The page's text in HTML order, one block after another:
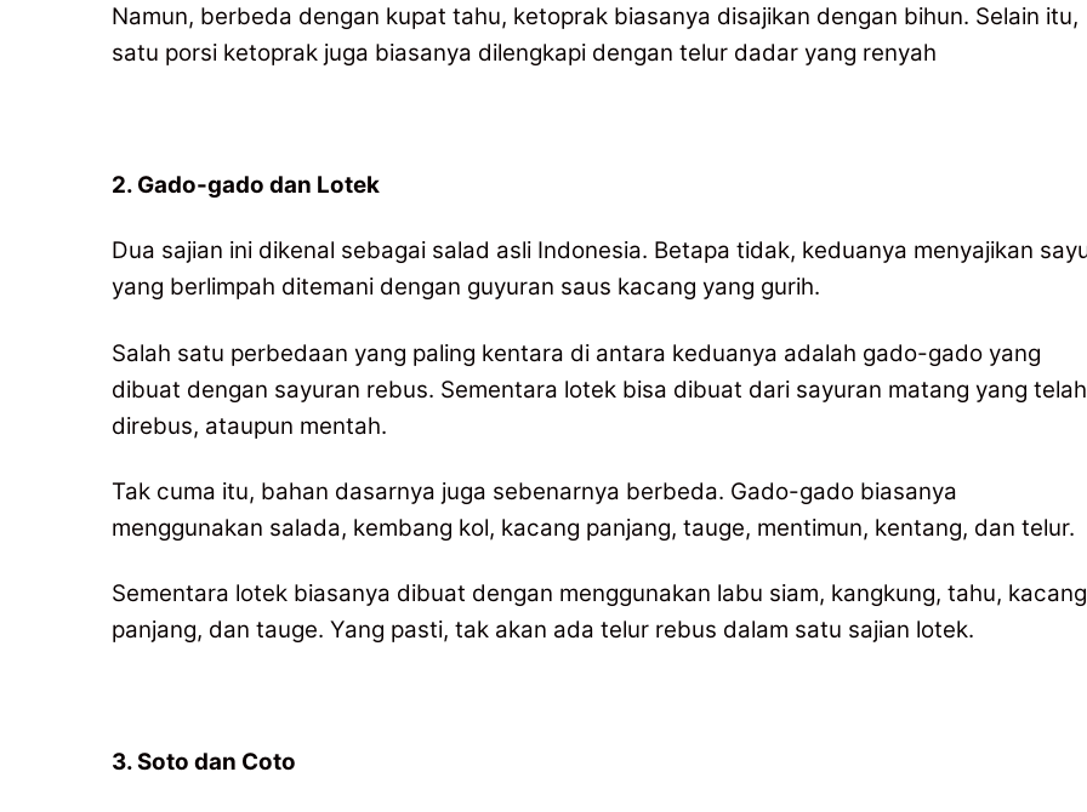
Namun, berbeda dengan kupat tahu, ketoprak biasanya disajikan dengan bihun. Selain itu,
satu porsi ketoprak juga biasanya dilengkapi dengan telur dadar yang renyah
2. Gado-gado dan Lotek
Dua sajian ini dikenal sebagai salad asli Indonesia. Betapa tidak, keduanya menyajikan
yang berlimpah ditemani dengan guyuran saus kacang yang gurih.
Salah satu perbedaan yang paling kentara di antara keduanya adalah gado-gado yang
dibuat dengan sayuran rebus. Sementara lotek bisa dibuat dari sayuran matang yang telah
direbus, ataupun mentah.
Tak cuma itu, bahan dasarnya juga sebenarnya berbeda. Gado-gado biasanya
menggunakan salada, kembang kol, kacang panjang, tauge, mentimun, kentang, dan telur.
Sementara lotek biasanya dibuat dengan menggunakan labu siam, kangkung, tahu, kacang
panjang, dan tauge. Yang pasti, tak akan ada telur rebus dalam satu sajian lotek.
3. Soto dan Coto